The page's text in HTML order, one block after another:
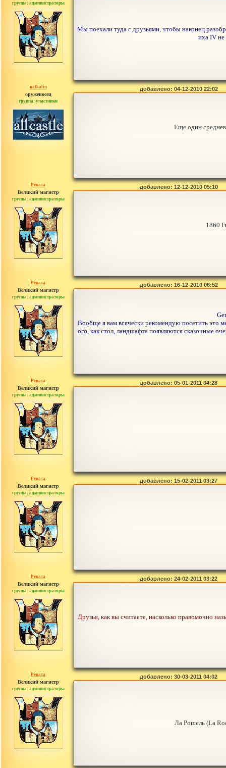
группа: администраторы
сообщений: 30442
Мы поехали туда с друзьями, чтобы наконец
иха IV не
natkalin
оруженосец
группа: участники
сообщений: 29
добавлено: 04-12-2010 22:02
Еще один
Рената
Великий магистр
группа: администраторы
сообщений: 30442
добавлено: 12-12-2010 05:10
1860
Рената
Великий магистр
группа: администраторы
сообщений: 30442
добавлено: 16-12-2010 06:52
Вообще я вам всячески рекомендую посетить это
ого, как стол, ландшафта появляются сказочные
Рената
Великий магистр
группа: администраторы
сообщений: 30442
добавлено: 05-01-2011 04:28
Рената
Великий магистр
группа: администраторы
сообщений: 30442
добавлено: 15-02-2011 03:27
Рената
Великий магистр
группа: администраторы
сообщений: 30442
добавлено: 24-02-2011 03:22
Друзья, как вы считаете, насколько правомочно
Рената
Великий магистр
группа: администраторы
сообщений: 30442
добавлено: 30-03-2011 04:02
Ла Рошель (La